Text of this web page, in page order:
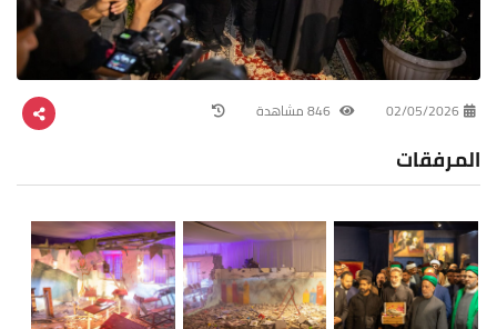
02/05/2026
المرفقات